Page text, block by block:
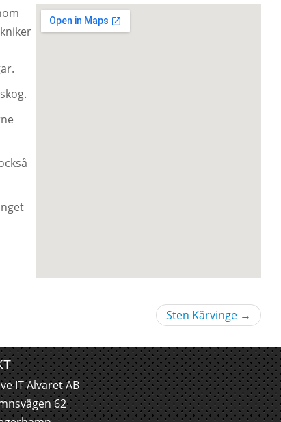
Sten Kärvinge →
IT Alvaret AB
62